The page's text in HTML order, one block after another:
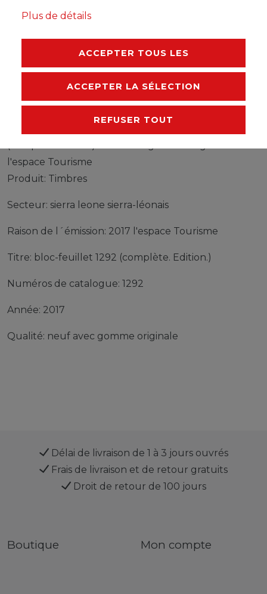
AUTRES DÉTAILS
RESPONSABLE DE L'UE
l'espace Tourisme
Produit: Timbres
Secteur: sierra leone sierra-léonais
Raison de l´émission: 2017 l'espace Tourisme
Titre: bloc-feuillet 1292 (complète. Edition.)
Numéros de catalogue: 1292
Année: 2017
Qualité: neuf avec gomme originale
Délai de livraison de 1 à 3 jours ouvrés
Frais de livraison et de retour gratuits
Droit de retour de 100 jours
Boutique Mon compte
Plus de détails
ACCEPTER TOUS LES
ACCEPTER LA SÉLECTION
REFUSER TOUT